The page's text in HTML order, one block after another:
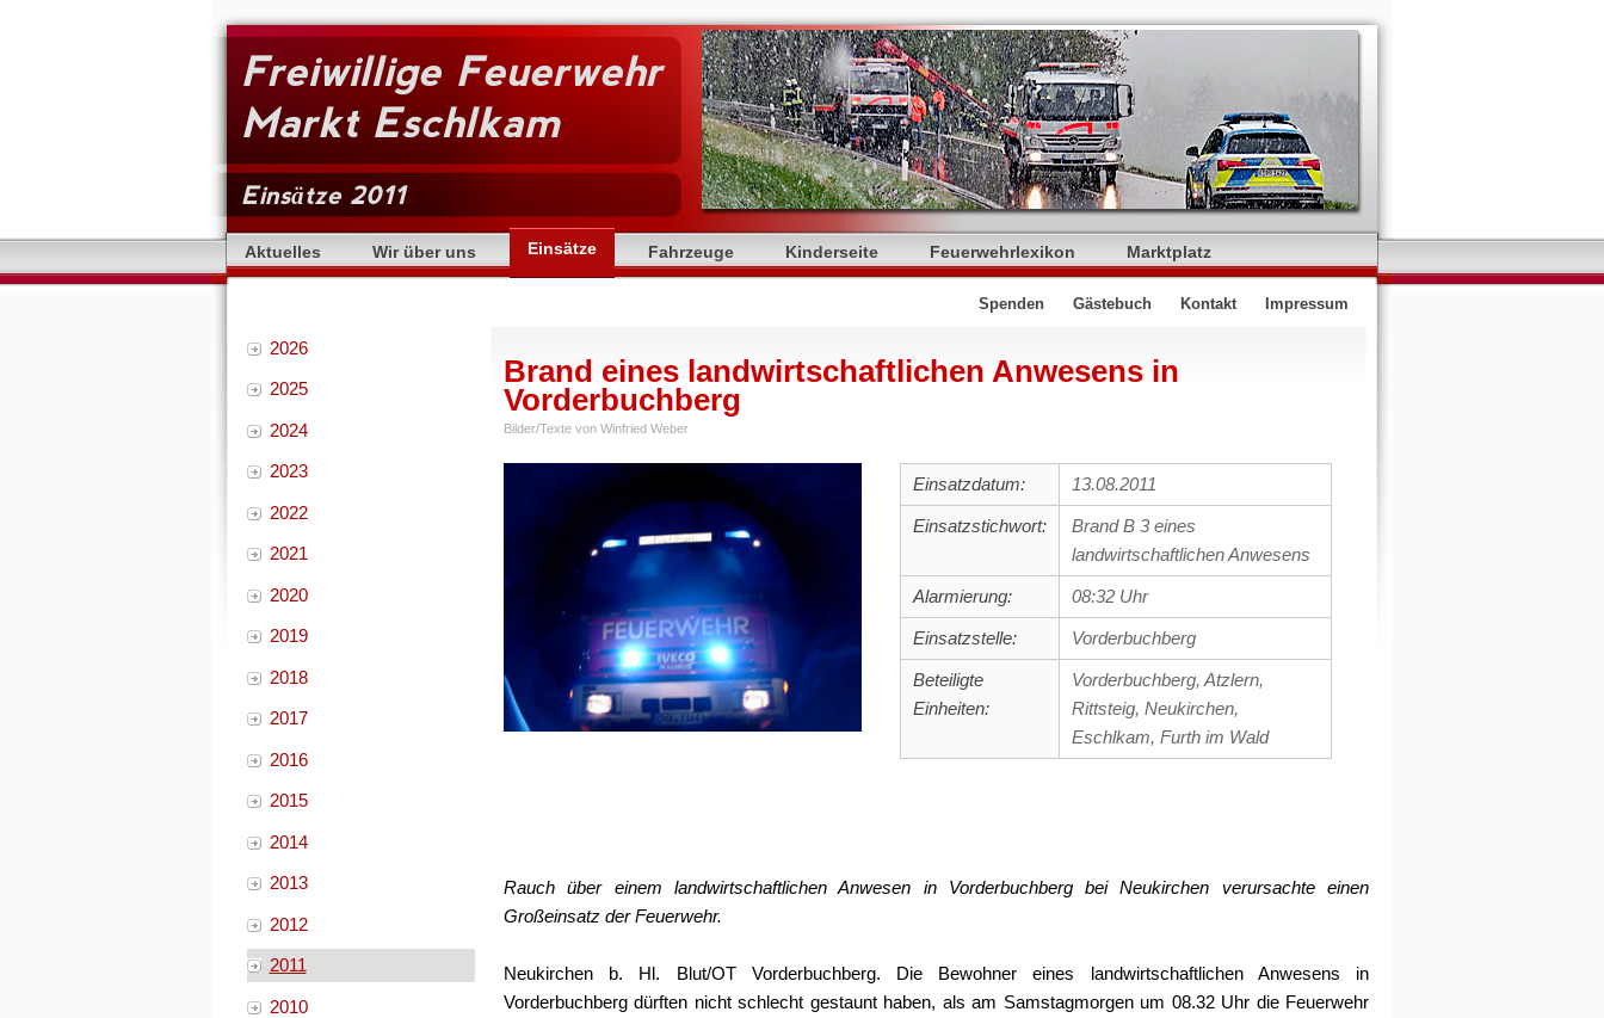
Freiwillige Feuerwehr
Markt Eschlkam
Einsätze 2011
Aktuelles Wir über uns Einsätze Fahrzeuge Kinderseite Feuerwehrlexikon Marktplatz
Spenden Gästebuch Kontakt Impressum
Brand eines landwirtschaftlichen Anwesens in
Vorderbuchberg
Bilder/Texte von Winfried Weber
Einsatzdatum: 13.08.2011
Einsatzstichwort:
Brand B 3 eines
landwirtschaftlichen Anwesens
Alarmierung: 08:32 Uhr
Einsatzstelle: Vorderbuchberg
Beteiligte
Einheiten:
Vorderbuchberg, Atzlern,
Rittsteig, Neukirchen,
Eschlkam, Furth im Wald
Rauch über einem landwirtschaftlichen Anwesen in Vorderbuchberg bei Neukirchen verursachte einen
Großeinsatz der Feuerwehr.
Neukirchen b. Hl. Blut/OT Vorderbuchberg. Die Bewohner eines landwirtschaftlichen Anwesens in
Vorderbuchberg dürften nicht schlecht gestaunt haben, als am Samstagmorgen um 08.32 Uhr die Feuerwehr
2026
2025
2024
2023
2022
2021
2020
2019
2018
2017
2016
2015
2014
2013
2012
2011
2010